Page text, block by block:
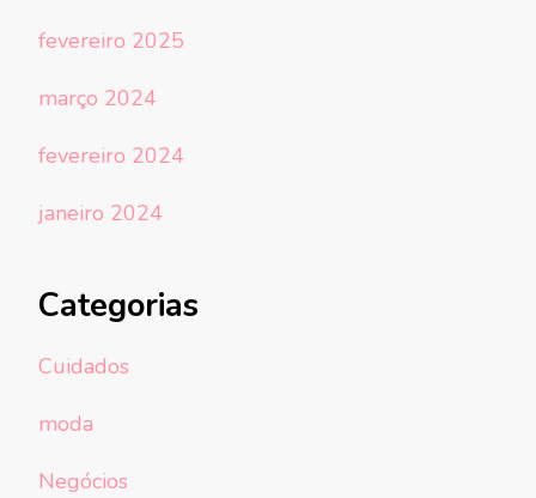
fevereiro 2025
março 2024
fevereiro 2024
janeiro 2024
Categorias
Cuidados
moda
Negócios